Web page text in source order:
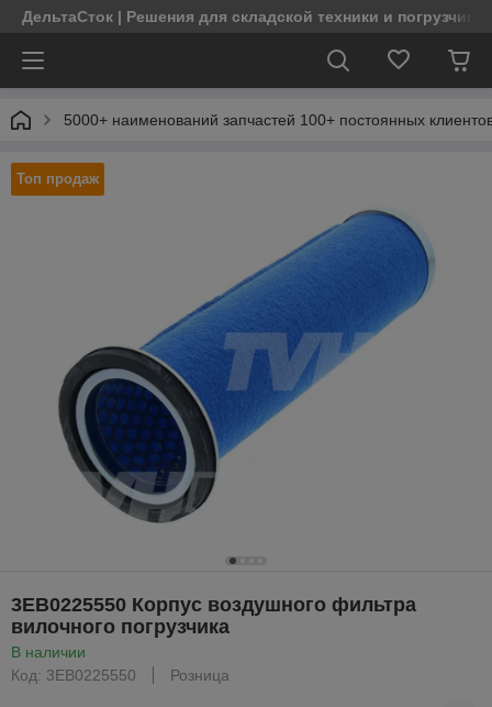
ДельтаСток | Решения для складской техники и
5000+ наименований запчастей 100+ постоянных
Топ продаж
3EB0225550 Корпус воздушного фильтра
вилочного погрузчика
В наличии
Код: 3EB0225550
Розница